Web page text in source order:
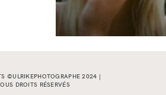
©ULRIKEPHOTOGRAPHE 2024 |
DROITS RÉSERVÉS